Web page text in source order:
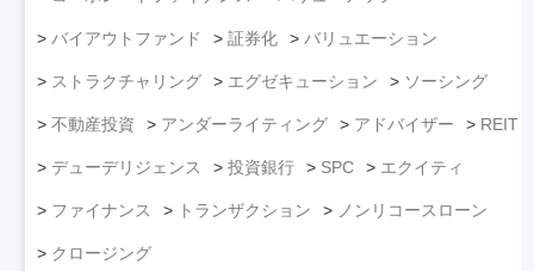
バイアウトファンド 証券化 バリュエーション
ストラクチャリング エグゼキューション ソーシング
不動産投資 アンダーライティング アドバイザー REIT
デューデリジェンス 投資銀行 SPC エクイティ
ファイナンス トランザクション ノンリコースローン
クロージング